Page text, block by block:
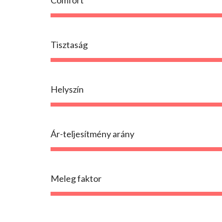
Tisztaság
Helyszín
Ár-teljesítmény arány
Meleg faktor